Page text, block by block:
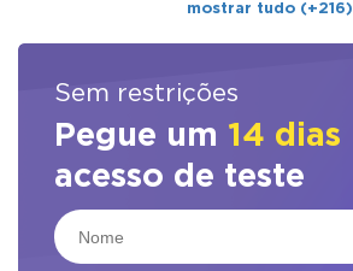
mostrar tudo (+216)
Sem restrições
Pegue um 14 dias
acesso de teste